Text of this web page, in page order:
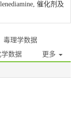
催化剂及
毒理学数据
数据 更多